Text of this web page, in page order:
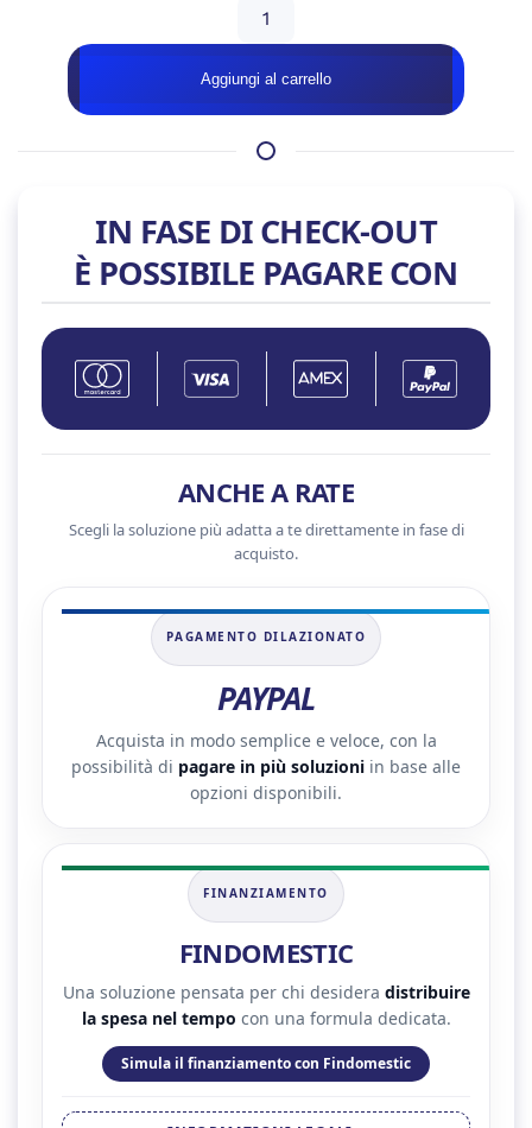
BLACK
–
RTX
ROG
ASTRAL
quantità
Aggiungi al carrello
IN FASE DI CHECK-OUT
È POSSIBILE PAGARE CON
ANCHE A RATE
Scegli la soluzione più adatta a te direttamente in fase di
acquisto.
PAGAMENTO DILAZIONATO
PAYPAL
Acquista in modo semplice e veloce, con la
possibilità di pagare in più soluzioni in base alle
opzioni disponibili.
FINANZIAMENTO
FINDOMESTIC
Una soluzione pensata per chi desidera distribuire
la spesa nel tempo con una formula dedicata.
Simula il finanziamento con Findomestic